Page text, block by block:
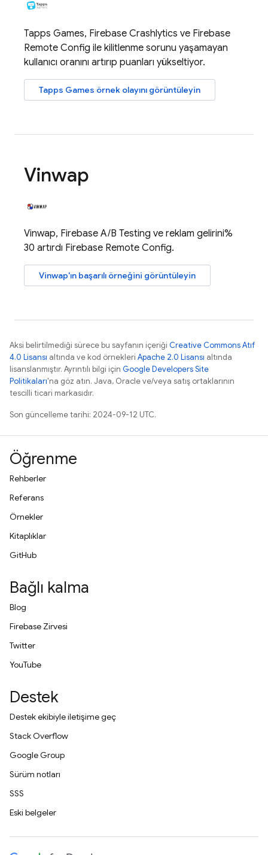
Tapps Games, Firebase Crashlytics ve Firebase
Remote Config ile kilitlenme sorunu yaşamayan
kullanıcı oranını artırıp puanları yükseltiyor.
Tapps Games örnek olayını görüntüleyin
Vinwap
Vinwap, Firebase A/B Testing ve reklam gelirini%
30 artırdı Firebase Remote Config.
Vinwap'ın başarılı örneğini görüntüleyin
Aksi belirtilmediği sürece bu sayfanın içeriği Creative Commons Atıf
4.0 Lisansı altında ve kod örnekleri Apache 2.0 Lisansı altında
lisanslanmıştır. Ayrıntılı bilgi için Google Developers Site
Politikaları'na göz atın. Java, Oracle ve/veya satış ortaklarının
tescilli ticari markasıdır.
Son güncelleme tarihi: 2024-09-12 UTC.
Öğrenme
Rehberler
Referans
Örnekler
Kitaplıklar
GitHub
Bağlı kalma
Blog
Firebase Zirvesi
Twitter
YouTube
Destek
Destek ekibiyle iletişime geç
Stack Overflow
Google Group
Sürüm notları
SSS
Eski belgeler